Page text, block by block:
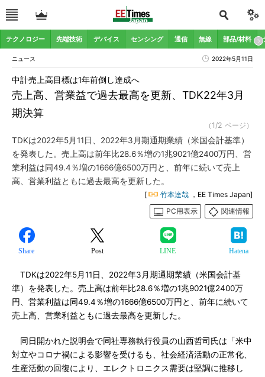
テクノロジー 先端技術 デバイス センシング 通信 無線 部品/材料
ニュース 2022年5月11日
売上高、営業益で過去最高を更新、TDK22年3月
期決算
中計売上高目標は1年前倒し達成へ
（1/2 ページ）
TDKは2022年5月11日、2022年3月期通期業績（米国会計基準）
を発表した。売上高は前年比28.6％増の1兆9021億2400万円、営
業利益は同49.4％増の1666億6500万円と、前年に続いて売上
高、営業利益ともに過去最高を更新した。
[ 竹本達哉 ，EE Times Japan]
PC用表示
関連情報
Share Post LINE Hatena
TDKは2022年5月11日、2022年3月期通期業績（米国会計基
準）を発表した。売上高は前年比28.6％増の1兆9021億2400万
円、営業利益は同49.4％増の1666億6500万円と、前年に続いて
売上高、営業利益ともに過去最高を更新した。
同日開かれた説明会で同社専務執行役員の山西哲司氏は「米中
対立やコロナ禍による影響を受けるも、社会経済活動の正常化、
生産活動の回復により、エレクトロニクス需要は堅調に推移し